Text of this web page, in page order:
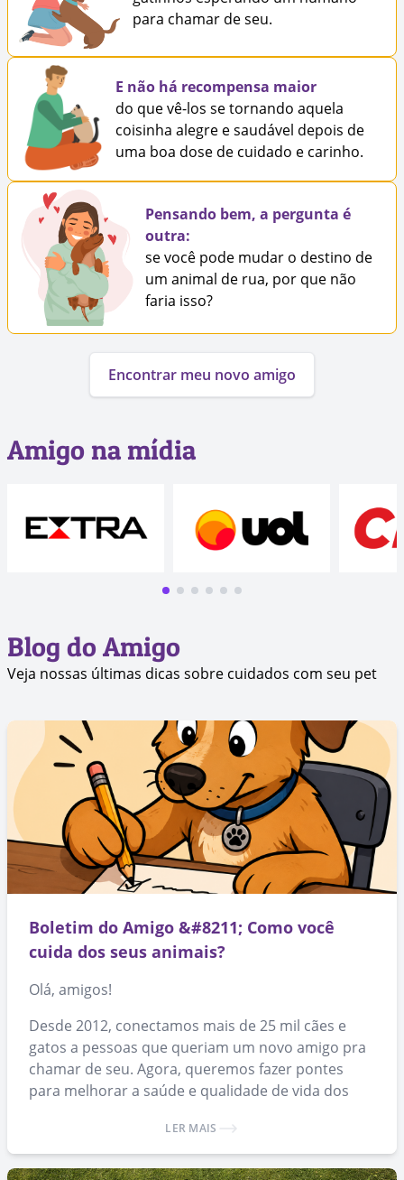
para chamar de seu.
E não há recompensa maior
do que vê-los se tornando aquela
coisinha alegre e saudável depois de
uma boa dose de cuidado e carinho.
Pensando bem, a pergunta é
outra:
se você pode mudar o destino de
um animal de rua, por que não
faria isso?
Encontrar meu novo amigo
Amigo na mídia
Blog do Amigo
Veja nossas últimas dicas sobre cuidados com seu pet
Boletim do Amigo &#8211; Como você
cuida dos seus animais?
Olá, amigos!
Desde 2012, conectamos mais de 25 mil cães e
gatos a pessoas que queriam um novo amigo pra
chamar de seu. Agora, queremos fazer pontes
para melhorar a saúde e qualidade de vida dos
LER MAIS